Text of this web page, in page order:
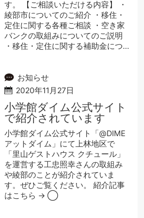
す。 【ご相談いただける内容】 ・
綾部市についてのご紹介 ・移住・
定住に関する各種ご相談 ・空き家
バンクの取組みについてのご説明
・移住・定住に関する補助金につ…
お知らせ
2020年11月27日
小学館ダイム公式サイト
で紹介されています
小学館ダイム公式サイト「@DIME
アットダイム」にて上林地区で
「里山ゲストハウス クチュール」
を運営する工忠照幸さんの取組み
や綾部のことが紹介されていま
す。ぜひご覧ください。 紹介記事
はこちら → ◯